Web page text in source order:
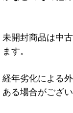
未開封商品は中
ます。
経年劣化による
ある場合がござい